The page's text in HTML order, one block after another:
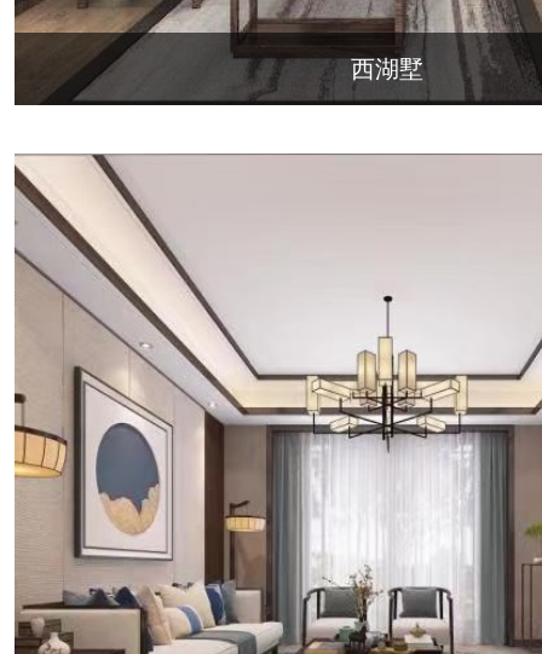
莱茵知己唐郡
世纪外滩
富春玫
田园牧歌
上林湖 鹭语别墅
之江诚品
东方御府
东方润园
西湖墅